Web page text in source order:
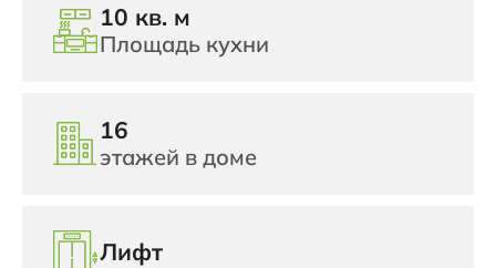
10 кв. м
Площадь кухни
16
этажей в доме
Лифт